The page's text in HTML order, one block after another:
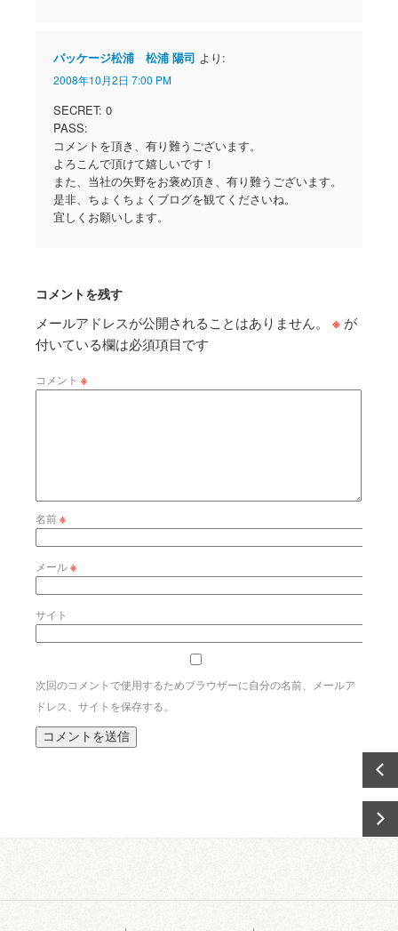
パッケージ松浦 松浦 陽司 より:
2008年10月2日 7:00 PM
SECRET: 0
PASS:
コメントを頂き、有り難うございます。
よろこんで頂けて嬉しいです！
また、当社の矢野をお褒め頂き、有り難うございます。
是非、ちょくちょくブログを観てくださいね。
宜しくお願いします。
コメントを残す
メールアドレスが公開されることはありません。 ※ が
付いている欄は必須項目です
コメント ※
名前※
メール※
サイト
次回のコメントで使用するためブラウザーに自分の名前、メールア
ドレス、サイトを保存する。